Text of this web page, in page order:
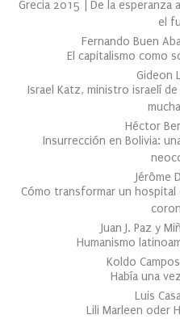
Grecia 2015 | De la esperanza
el
Fernando Buen
El capitalismo como
Gideon
Israel Katz, ministro israelí
Héctor
Insurrección en Bolivia:
Jérôme
Cómo transformar un
Juan J. Paz y
Humanismo
Koldo
Había una
Luis
Lili Marleen oder